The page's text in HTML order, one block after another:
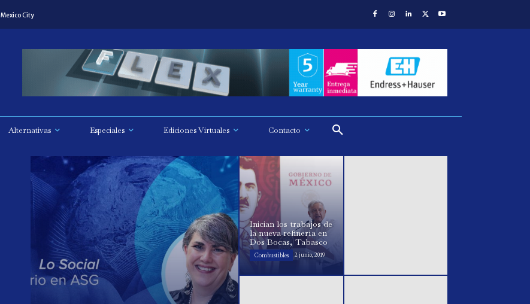
Mexico City
Alternativas Especiales Ediciones Virtuales Contacto
Inician los trabajos de
la nueva refinería en
Dos Bocas, Tabasco
Combustibles 2 junio, 2019